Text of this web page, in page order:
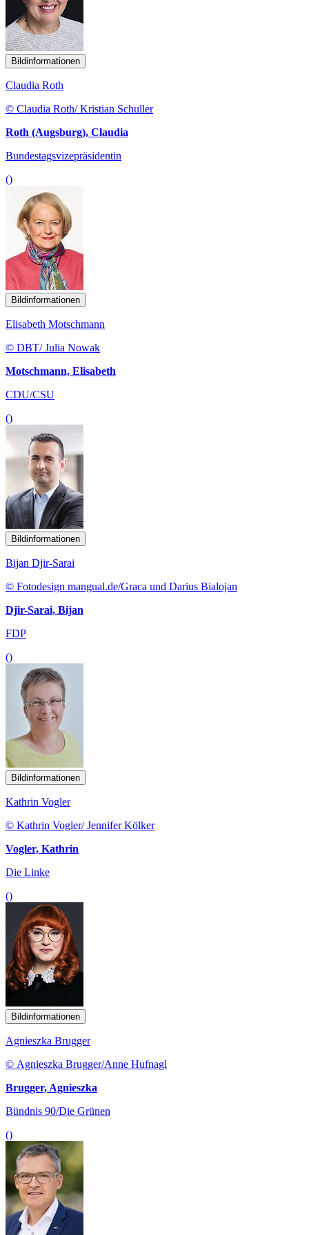
Bildinformationen
Claudia Roth
© Claudia Roth/ Kristian Schuller
Roth (Augsburg), Claudia
Bundestagsvizepräsidentin
()
Bildinformationen
Elisabeth Motschmann
© DBT/ Julia Nowak
Motschmann, Elisabeth
CDU/CSU
()
Bildinformationen
Bijan Djir-Sarai
© Fotodesign mangual.de/Graca und Darius Bialojan
Djir-Sarai, Bijan
FDP
()
Bildinformationen
Kathrin Vogler
© Kathrin Vogler/ Jennifer Kölker
Vogler, Kathrin
Die Linke
()
Bildinformationen
Agnieszka Brugger
© Agnieszka Brugger/Anne Hufnagl
Brugger, Agnieszka
Bündnis 90/Die Grünen
()